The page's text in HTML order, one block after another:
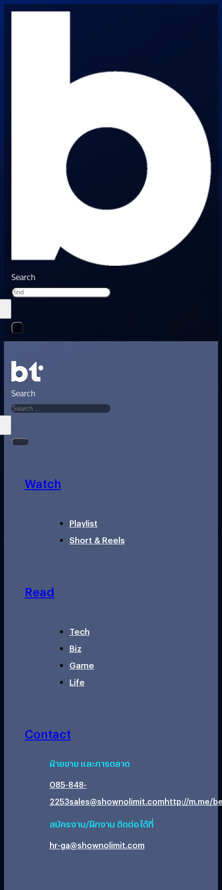
Search
Search
Watch
Playlist
Short & Reels
Read
Tech
Biz
Game
Life
Contact
ฝ่ายขาย และการตลาด
085-848-
2253sales@shownolimit.comhttp://m.me/
สมัครงาน/ฝึกงาน ติดต่อได้ที่
hr-ga@shownolimit.com